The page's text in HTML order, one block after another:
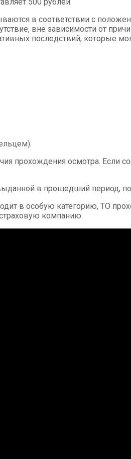
в соответствии с
вне зависимости от
последствий, которые
прохождения осмотра. Если
в прошедший период,
в особую категорию, ТО
компанию.